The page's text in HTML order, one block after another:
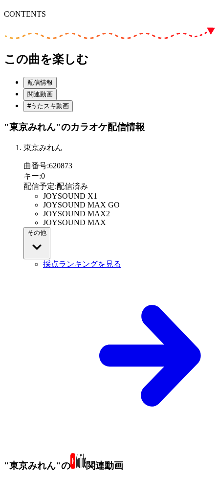
CONTENTS
この曲を楽しむ
配信情報
関連動画
#うたスキ動画
"東京みれん"のカラオケ配信情報
東京みれん
曲番号:620873
キー:0
配信予定:配信済み
JOYSOUND X1
JOYSOUND MAX GO
JOYSOUND MAX2
JOYSOUND MAX
その他
採点ランキングを見る
"東京みれん"の 関連動画